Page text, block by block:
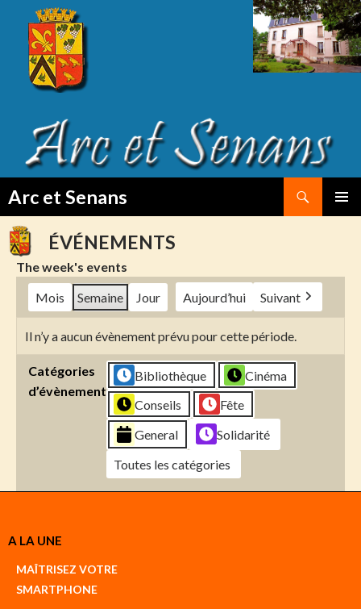
Arc et Senans
TO
CONTENTÉVÉNEMENTS
The week's events
Mois
Semaine Jour Aujourd’hui Suivant
Il n’y a aucun évènement prévu pour cette période.
Catégories
d’évènement
Bibliothèque
Cinéma
Conseils
Fête
General
Solidarité
Toutes les catégories
Créer
compte
A LA UNE
MAÎTRISEZ VOTRE
SMARTPHONE